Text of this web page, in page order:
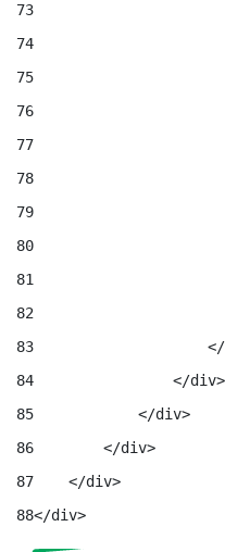
73
74
75
76
77
78
79
80
81
82
83
84
                </div>
85
            </div>
86
        </div>
87
    </div>
88</div>